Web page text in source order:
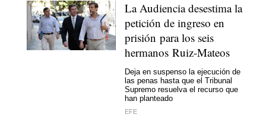
La Audiencia desestima la
petición de ingreso en
prisión para los seis
hermanos Ruiz-Mateos
Deja en suspenso la ejecución de
las penas hasta que el Tribunal
Supremo resuelva el recurso que
han planteado
EFE